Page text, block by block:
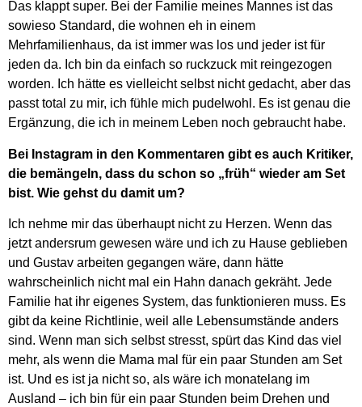
Das klappt super. Bei der Familie meines Mannes ist das
sowieso Standard, die wohnen eh in einem
Mehrfamilienhaus, da ist immer was los und jeder ist für
jeden da. Ich bin da einfach so ruckzuck mit reingezogen
worden. Ich hätte es vielleicht selbst nicht gedacht, aber das
passt total zu mir, ich fühle mich pudelwohl. Es ist genau die
Ergänzung, die ich in meinem Leben noch gebraucht habe.
Bei Instagram in den Kommentaren gibt es auch Kritiker,
die bemängeln, dass du schon so „früh“ wieder am Set
bist. Wie gehst du damit um?
Ich nehme mir das überhaupt nicht zu Herzen. Wenn das
jetzt andersrum gewesen wäre und ich zu Hause geblieben
und Gustav arbeiten gegangen wäre, dann hätte
wahrscheinlich nicht mal ein Hahn danach gekräht. Jede
Familie hat ihr eigenes System, das funktionieren muss. Es
gibt da keine Richtlinie, weil alle Lebensumstände anders
sind. Wenn man sich selbst stresst, spürt das Kind das viel
mehr, als wenn die Mama mal für ein paar Stunden am Set
ist. Und es ist ja nicht so, als wäre ich monatelang im
Ausland – ich bin für ein paar Stunden beim Drehen und